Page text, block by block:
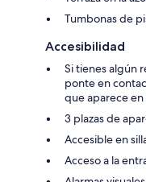
Tumbonas de
Accesibilidad
Si tienes algún
ponte en
que aparece
3 plazas de
Accesible en
Acceso a la